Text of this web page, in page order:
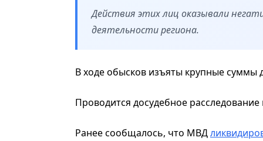
Действия этих лиц оказывали
деятельности региона.
В ходе обысков изъяты крупные суммы
Проводится досудебное расследование
Ранее сообщалось, что МВД